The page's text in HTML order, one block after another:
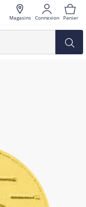
Magasins Connexion Panier